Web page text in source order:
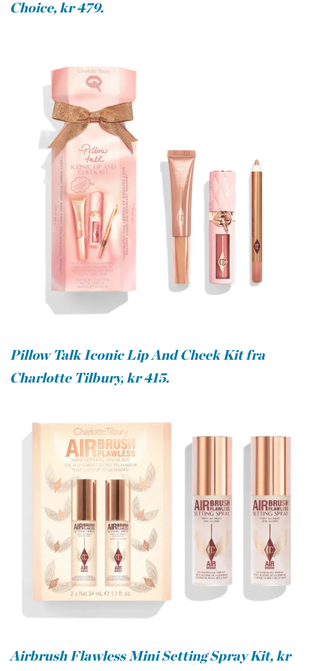
Choice, kr 479.
Pillow Talk Iconic Lip And Cheek Kit fra
Charlotte Tilbury, kr 415.
Airbrush Flawless Mini Setting Spray Kit, kr